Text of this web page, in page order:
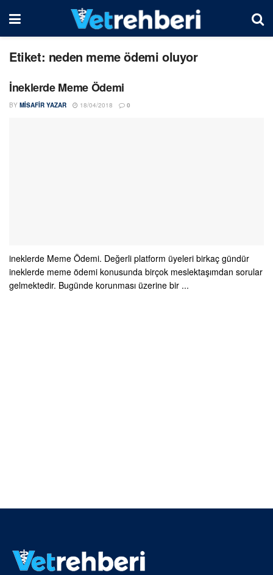
Etiket: neden meme ödemi oluyor
İneklerde Meme Ödemi
BY MISAFIR YAZAR 18/04/2018 0
ineklerde Meme Ödemi. Değerli platform üyeleri birkaç gündür
ineklerde meme ödemi konusunda birçok meslektaşımdan sorular
gelmektedir. Bugünde korunması üzerine bir ...